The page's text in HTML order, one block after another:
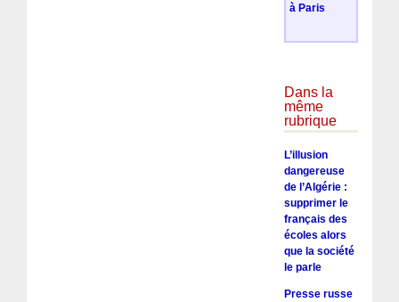
à Paris
Dans la
même
rubrique
L’illusion
dangereuse
de l’Algérie :
supprimer le
français des
écoles alors
que la société
le parle
Presse russe